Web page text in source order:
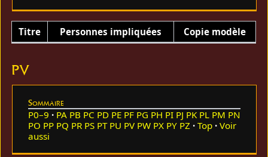
Titre Personnes impliquées Copie modèle
PV
Sommaire
P0–9 PA PB PC PD PE PF PG PH PI PJ PK PL PM PN
PO PP PQ PR PS PT PU PV PW PX PY PZ Top
Voir
aussi